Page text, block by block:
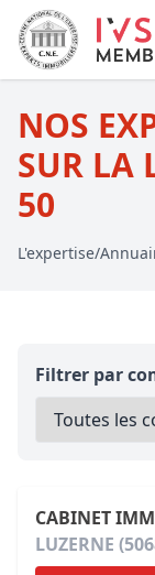
NOS
SUR LA
50
L'expertise/
Filtrer par
CABINET
LUZERNE